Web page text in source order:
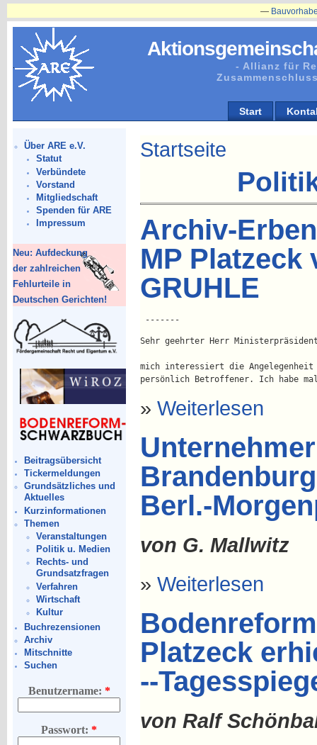
- Allianz für
Start
Über ARE e.V.
Statut
Verbündete
Vorstand
Mitgliedschaft
Spenden für ARE
Impressum
Neu: Aufdeckung
der zahlreichen
Fehlurteile in
Deutschen Gerichten!
Beitragsübersicht
Tickermeldungen
Grundsätzliches und
Aktuelles
Kurzinformationen
Themen
Veranstaltungen
Politik u. Medien
Rechts- und
Grundsatzfragen
Verfahren
Wirtschaft
Kultur
Buchrezensionen
Archiv
Mitschnitte
Suchen
Benutzername: *
Passwort:*
Bauvorhaben in
Startseite
Archiv-
MP Platzeck
GRUHLE
-------
Sehr geehrter Herr
mich interessiert die
persönlich Betroffener. Ich habe
» Weiterlesen
Berl.-
von G. Mallwitz
» Weiterlesen
Platzeck
--
von Ralf